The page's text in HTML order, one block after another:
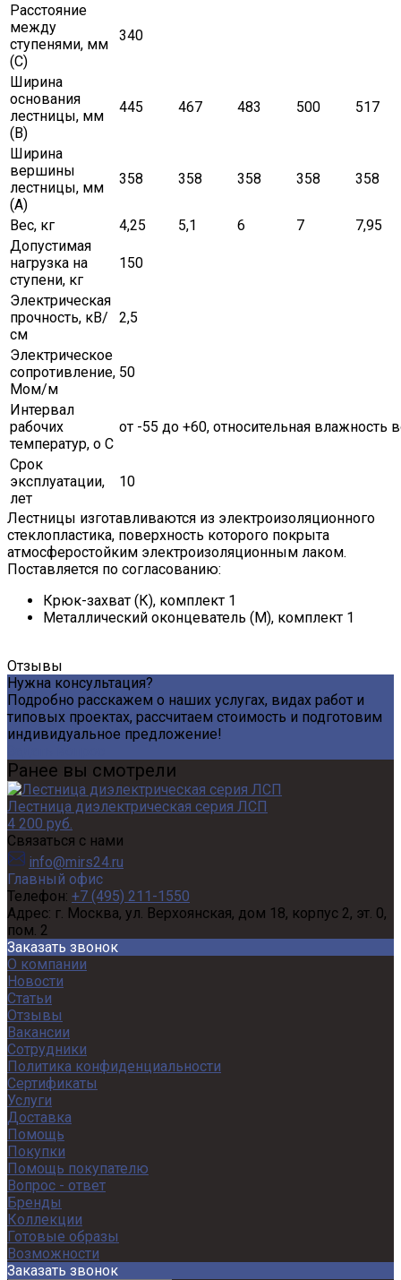
Расстояние
между
ступенями, мм
(C)
340
Ширина
основания
лестницы, мм
(B)
445 467 483 500 517
Ширина
вершины
лестницы, мм
(A)
358 358 358 358 358
Вес, кг 4,25 5,1 6 7
7,95
Допустимая
нагрузка на
ступени, кг
150
Электрическая
прочность, кВ/
см
2,5
Электрическое
сопротивление,
Мом/м
50
Интервал
рабочих
температур, о С
от -55 до +60, относительная влажность
Срок
эксплуатации,
лет
10
Лестницы изготавливаются из электроизоляционного
стеклопластика, поверхность которого покрыта
атмосферостойким электроизоляционным лаком.
Поставляется по согласованию:
Крюк-захват (К), комплект 1
Металлический оконцеватель (М), комплект 1
Отзывы
Нужна консультация?
Подробно расскажем о наших услугах, видах работ и
типовых проектах, рассчитаем стоимость и подготовим
индивидуальное предложение!
Ранее вы смотрели
Лестница диэлектрическая серия ЛСП
4 200 руб.
Связаться с нами
info@mirs24.ru
Главный офис
Телефон: +7 (495) 211-1550
Адрес: г. Москва, ул. Верхоянская, дом 18, корпус 2, эт. 0,
пом. 2
Заказать звонок
О компании
Новости
Статьи
Отзывы
Вакансии
Сотрудники
Политика конфиденциальности
Сертификаты
Услуги
Доставка
Помощь
Покупки
Помощь покупателю
Вопрос - ответ
Бренды
Коллекции
Готовые образы
Возможности
Заказать звонок